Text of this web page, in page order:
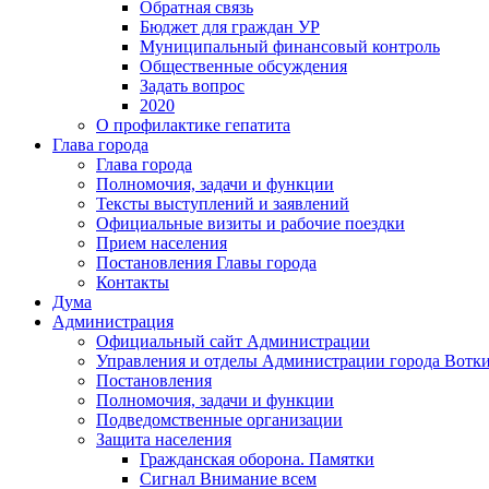
Обратная связь
Бюджет для граждан УР
Муниципальный финансовый контроль
Общественные обсуждения
Задать вопрос
2020
О профилактике гепатита
Глава города
Глава города
Полномочия, задачи и функции
Тексты выступлений и заявлений
Официальные визиты и рабочие поездки
Прием населения
Постановления Главы города
Контакты
Дума
Администрация
Официальный сайт Администрации
Управления и отделы Администрации города
Постановления
Полномочия, задачи и функции
Подведомственные организации
Защита населения
Гражданская оборона. Памятки
Сигнал Внимание всем